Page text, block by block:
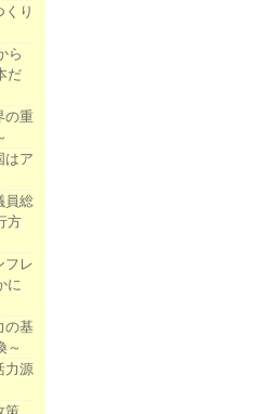
くり
ら
だ
の重
はア
員総
方
フレ
に
の基
～
力源